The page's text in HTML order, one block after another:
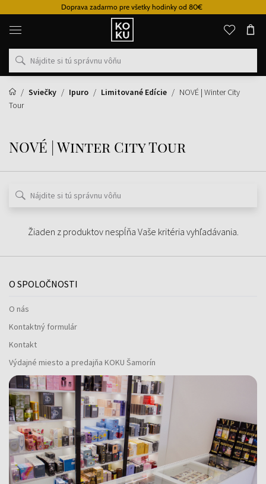
Doprava zadarmo pre všetky hodinky od 80€
Originálne
parfémy
hodinky
na
mieste
Sviečky
Ipuro Limitované Edície
NOVÉ | Winter City
Tour
NOVÉ | Winter City Tour
Žiaden z produktov nespĺňa Vaše kritéria vyhľadávania.
O SPOLOČNOSTI
O nás
Kontaktný formulár
Kontakt
Výdajné miesto a predajňa KOKU Šamorín